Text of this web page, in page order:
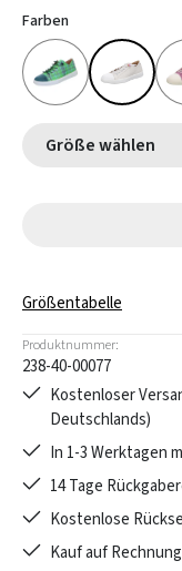
Farben
Größe wählen
Größentabelle
Produktnummer:
238-40-00077
Kostenloser
Deutschlands)
In 1-3 Werktagen
14 Tage
Kostenlose
Kauf auf Rechnung